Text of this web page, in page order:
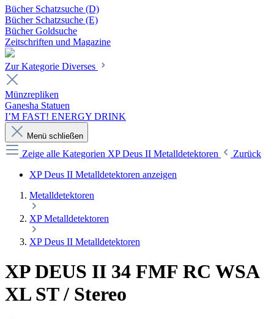
Bücher Schatzsuche (D)
Bücher Schatzsuche (E)
Bücher Goldsuche
Zeitschriften und Magazine
Zur Kategorie Diverses
Münzrepliken
Ganesha Statuen
I’M FAST! ENERGY DRINK
Menü schließen
Zeige alle Kategorien XP Deus II Metalldetektoren
Zurück
XP Deus II Metalldetektoren anzeigen
Metalldetektoren
XP Metalldetektoren
XP Deus II Metalldetektoren
XP DEUS II 34 FMF RC WSA
XL ST / Stereo